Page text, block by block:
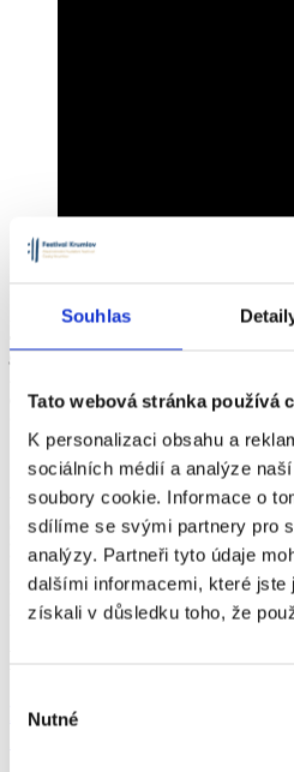
Souhlas
Tato webová stránka používá
K personalizaci obsahu a
sociálních médií a analýze
soubory cookie. Informace o
sdílíme se svými partnery pro
analýzy. Partneři tyto údaje
dalšími informacemi, které jste
získali v důsledku toho, že
souhlasu
Nutné
„Pomyslnou nadstavbou, nebo
34. ročníku. Jsme moc rádi, že k
grafikůsložil hudbuVarhan
claimu Nečekaná spojení,“uzavírá
34. Festival Krumlov se bude
2025. Na17různýchmístech
budou mít premiéru, se uskuteční
chvíli se plánuje, že seprodej
programu letos2. prosince.
Důraz se bude klást, v souladu s
21. století, také namobilní podobu
Festival Krumlov
Zahájí koncertní inscenací